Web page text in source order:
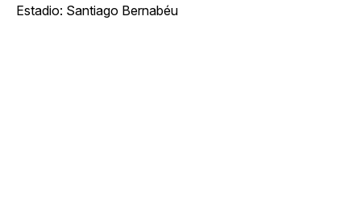
Estadio: Santiago Bernabéu